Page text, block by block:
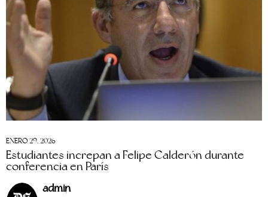
ENERO 29, 2026
Estudiantes increpan a Felipe Calderón durante
conferencia en París
admin